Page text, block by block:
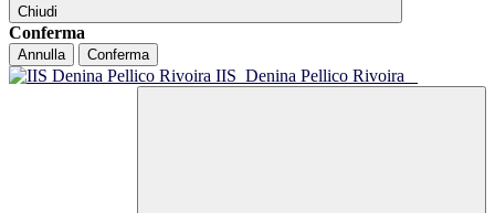
Chiudi
Conferma
Annulla Conferma
IIS Denina Pellico Rivoira